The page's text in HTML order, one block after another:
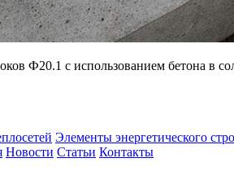
Ф20.1 с использованием бетона в
Элементы энергетического
Новости Статьи Контакты